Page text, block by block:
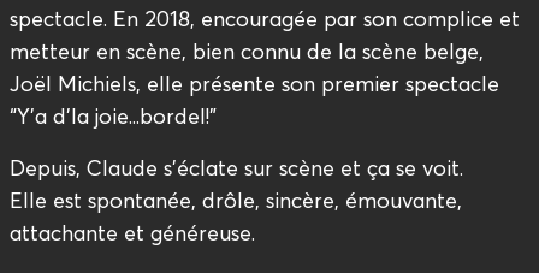
spectacle. En 2018, encouragée par son complice et
metteur en scène, bien connu de la scène belge,
Joël Michiels, elle présente son premier spectacle
“Y’a d’la joie...bordel!”
Depuis, Claude s’éclate sur scène et ça se voit.
Elle est spontanée, drôle, sincère, émouvante,
attachante et généreuse.